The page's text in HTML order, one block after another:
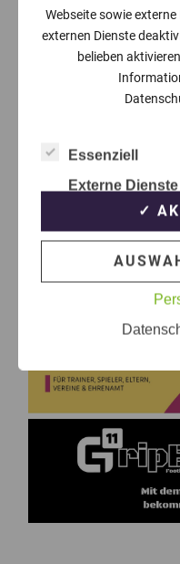
Webseite sowie
externen Dienste
belieben
Essenziell
Externe Dienste
✓